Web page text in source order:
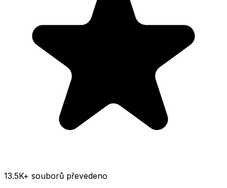
13.5K+ souborů převedeno